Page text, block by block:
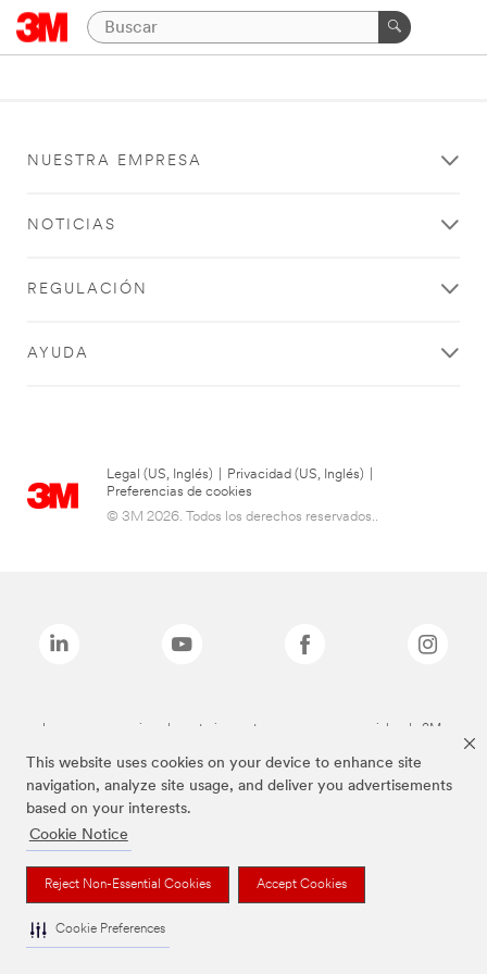
This website uses cookies on your device to enhance site
navigation, analyze site usage, and deliver you advertisements
based on your interests.
Cookie Notice
Reject Non-Essential Cookies Accept Cookies
Cookie Preferences
NUESTRA EMPRESA
NOTICIAS
REGULACIÓN
AYUDA
Legal (US, Inglés) Privacidad (US, Inglés)
Preferencias de cookies
© 3M 2026. Todos los derechos reservados..
Las marcas mencionadas anteriormente son marcas comerciales de 3M.